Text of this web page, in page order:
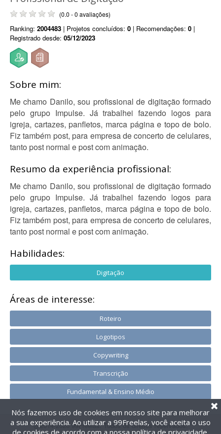
(0.0 - 0 avaliações)
Ranking: 2004483 | Projetos concluídos: 0 | Recomendações: 0 |
Registrado desde: 05/12/2023
Sobre mim:
Me chamo Danilo, sou profissional de digitação formado
pelo grupo Impulse. Já trabalhei fazendo logos para
igreja, cartazes, panfletos, marca página e topo de bolo.
Fiz também post, para empresa de concerto de celulares,
tanto post normal e post com animação.
Resumo da experiência profissional:
Me chamo Danilo, sou profissional de digitação formado
pelo grupo Impulse. Já trabalhei fazendo logos para
igreja, cartazes, panfletos, marca página e topo de bolo.
Fiz também post, para empresa de concerto de celulares,
tanto post normal e post com animação.
Habilidades:
Digitação
Áreas de interesse:
Roteiro
Logotipos
Copywriting
Transcrição
Fundamental & Ensino Médio
@2014-2026 99Freelas. Todos os direitos reservados.
Nós fazemos uso de cookies em nosso site para melhorar
a sua experiência. Ao utilizar a 99Freelas, você aceita o uso
de cookies de acordo com a nossa política de privacidade